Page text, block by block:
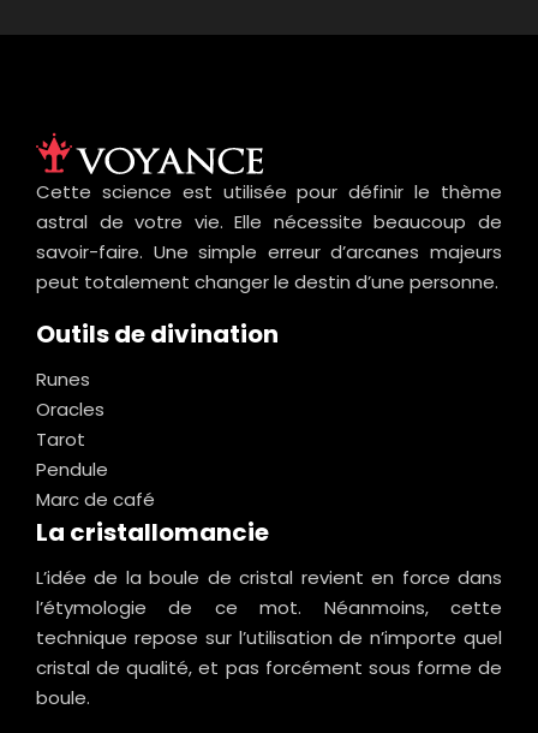
Cette science est utilisée pour définir le thème
astral de votre vie. Elle nécessite beaucoup de
savoir-faire. Une simple erreur d’arcanes majeurs
peut totalement changer le destin d’une personne.
Outils de divination
Runes
Oracles
Tarot
Pendule
Marc de café
La cristallomancie
L’idée de la boule de cristal revient en force dans
l’étymologie de ce mot. Néanmoins, cette
technique repose sur l’utilisation de n’importe quel
cristal de qualité, et pas forcément sous forme de
boule.